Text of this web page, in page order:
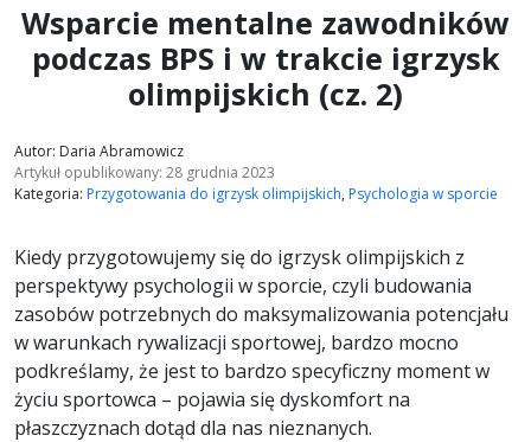
Wsparcie mentalne zawodników
podczas BPS i w trakcie igrzysk
olimpijskich (cz. 2)
Autor: Daria Abramowicz
Artykuł opublikowany: 28 grudnia 2023
Kategoria: Przygotowania do igrzysk olimpijskich, Psychologia w sporcie
Kiedy przygotowujemy się do igrzysk olimpijskich z
perspektywy psychologii w sporcie, czyli budowania
zasobów potrzebnych do maksymalizowania potencjału
w warunkach rywalizacji sportowej, bardzo mocno
podkreślamy, że jest to bardzo specyficzny moment w
życiu sportowca – pojawia się dyskomfort na
płaszczyznach dotąd dla nas nieznanych.